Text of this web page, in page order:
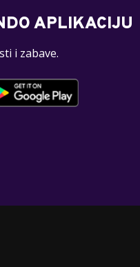
APLIKACIJU
i zabave.